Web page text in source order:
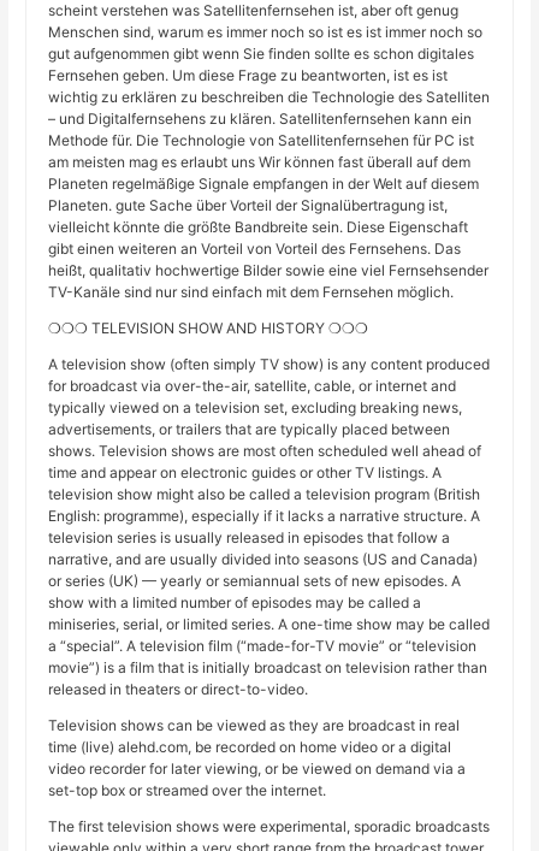
scheint verstehen was Satellitenfernsehen ist, aber oft genug
Menschen sind, warum es immer noch so ist es ist immer noch so
gut aufgenommen gibt wenn Sie finden sollte es schon digitales
Fernsehen geben. Um diese Frage zu beantworten, ist es ist
wichtig zu erklären zu beschreiben die Technologie des Satelliten
– und Digitalfernsehens zu klären. Satellitenfernsehen kann ein
Methode für. Die Technologie von Satellitenfernsehen für PC ist
am meisten mag es erlaubt uns Wir können fast überall auf dem
Planeten regelmäßige Signale empfangen in der Welt auf diesem
Planeten. gute Sache über Vorteil der Signalübertragung ist,
vielleicht könnte die größte Bandbreite sein. Diese Eigenschaft
gibt einen weiteren an Vorteil von Vorteil des Fernsehens. Das
heißt, qualitativ hochwertige Bilder sowie eine viel Fernsehsender
TV-Kanäle sind nur sind einfach mit dem Fernsehen möglich.
❍❍❍ TELEVISION SHOW AND HISTORY ❍❍❍
A television show (often simply TV show) is any content produced
for broadcast via over-the-air, satellite, cable, or internet and
typically viewed on a television set, excluding breaking news,
advertisements, or trailers that are typically placed between
shows. Television shows are most often scheduled well ahead of
time and appear on electronic guides or other TV listings. A
television show might also be called a television program (British
English: programme), especially if it lacks a narrative structure. A
television series is usually released in episodes that follow a
narrative, and are usually divided into seasons (US and Canada)
or series (UK) — yearly or semiannual sets of new episodes. A
show with a limited number of episodes may be called a
miniseries, serial, or limited series. A one-time show may be called
a “special”. A television film (“made-for-TV movie” or “television
movie”) is a film that is initially broadcast on television rather than
released in theaters or direct-to-video.
Television shows can be viewed as they are broadcast in real
time (live) alehd.com, be recorded on home video or a digital
video recorder for later viewing, or be viewed on demand via a
set-top box or streamed over the internet.
The first television shows were experimental, sporadic broadcasts